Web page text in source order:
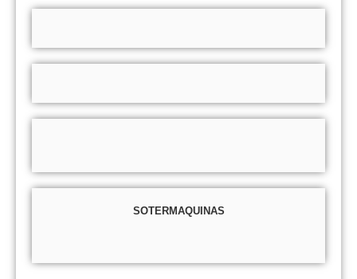
SOTERMAQUINAS